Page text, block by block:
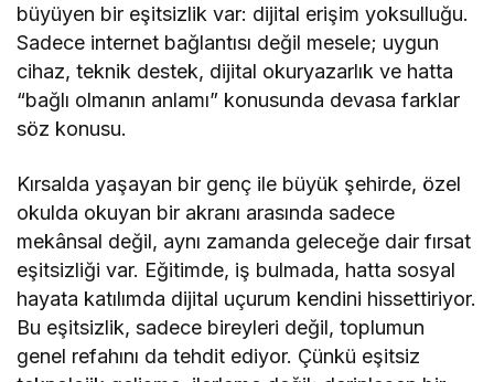
büyüyen bir eşitsizlik var: dijital erişim yoksulluğu.
Sadece internet bağlantısı değil mesele; uygun
cihaz, teknik destek, dijital okuryazarlık ve hatta
“bağlı olmanın anlamı” konusunda devasa farklar
söz konusu.
Kırsalda yaşayan bir genç ile büyük şehirde, özel
okulda okuyan bir akranı arasında sadece
mekânsal değil, aynı zamanda geleceğe dair fırsat
eşitsizliği var. Eğitimde, iş bulmada, hatta sosyal
hayata katılımda dijital uçurum kendini hissettiriyor.
Bu eşitsizlik, sadece bireyleri değil, toplumun
genel refahını da tehdit ediyor. Çünkü eşitsiz